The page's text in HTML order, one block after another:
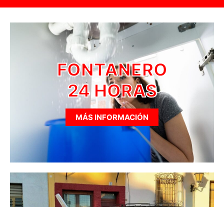
FONTANERO
24 HORAS
MÁS INFORMACIÓN